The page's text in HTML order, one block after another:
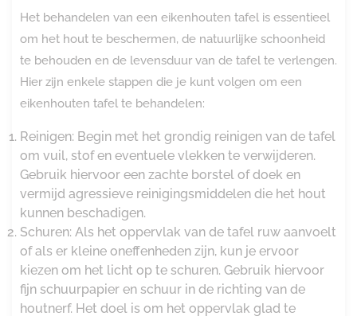
Het behandelen van een eikenhouten tafel is essentieel
om het hout te beschermen, de natuurlijke schoonheid
te behouden en de levensduur van de tafel te verlengen.
Hier zijn enkele stappen die je kunt volgen om een
eikenhouten tafel te behandelen:
Reinigen: Begin met het grondig reinigen van de tafel
om vuil, stof en eventuele vlekken te verwijderen.
Gebruik hiervoor een zachte borstel of doek en
vermijd agressieve reinigingsmiddelen die het hout
kunnen beschadigen.
Schuren: Als het oppervlak van de tafel ruw aanvoelt
of als er kleine oneffenheden zijn, kun je ervoor
kiezen om het licht op te schuren. Gebruik hiervoor
fijn schuurpapier en schuur in de richting van de
houtnerf. Het doel is om het oppervlak glad te